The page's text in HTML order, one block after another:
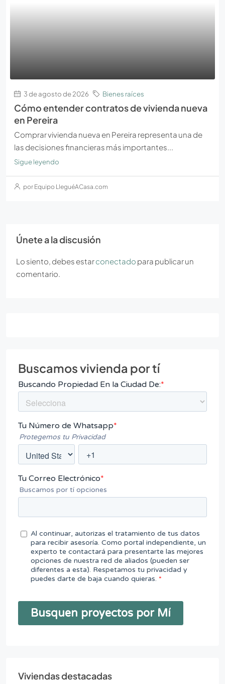
3 de agosto de 2026 Bienes raíces
Cómo entender contratos de vivienda nueva
en Pereira
Comprar vivienda nueva en Pereira representa una de
las decisiones financieras más importantes...
Sigue leyendo
por Equipo LleguéACasa.com
Únete a la discusión
Lo siento, debes estarconectado para publicar un
comentario.
Buscamos vivienda por tí
Viviendas destacadas